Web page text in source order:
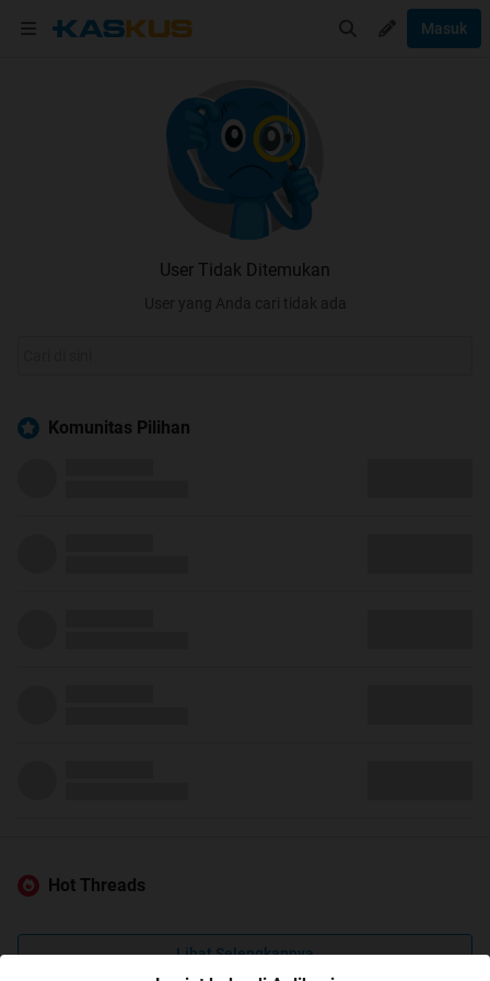
Masuk
User Tidak Ditemukan
User yang Anda cari tidak ada
Komunitas Pilihan
Hot Threads
Lihat Selengkapnya